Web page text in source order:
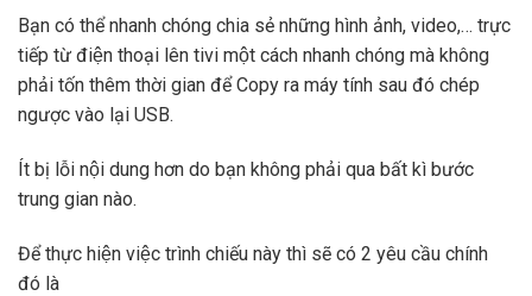
Bạn có thể nhanh chóng chia sẻ những hình ảnh, video,… trực
tiếp từ điện thoại lên tivi một cách nhanh chóng mà không
phải tốn thêm thời gian để Copy ra máy tính sau đó chép
ngược vào lại USB.
Ít bị lỗi nội dung hơn do bạn không phải qua bất kì bước
trung gian nào.
Để thực hiện việc trình chiếu này thì sẽ có 2 yêu cầu chính
đó là